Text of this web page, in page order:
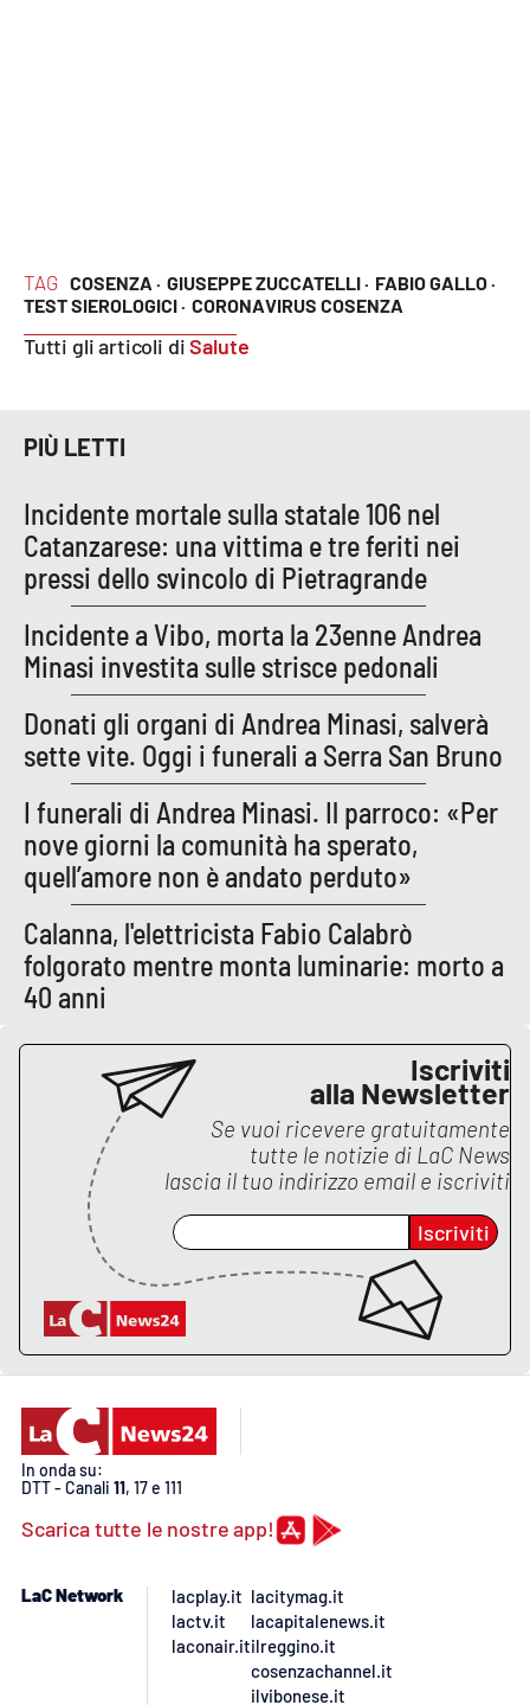
Lacitymag.it
Lacapitalenews.it
Ilvibonese.it
Catanzarochannel.it
APP
Android
Apple
TAG COSENZA · GIUSEPPE ZUCCATELLI · FABIO GALLO ·
TEST SIEROLOGICI · CORONAVIRUS COSENZA
Tutti gli articoli diSalute
PIÙ LETTI
Incidente mortale sulla statale 106 nel
Catanzarese: una vittima e tre feriti nei
pressi dello svincolo di Pietragrande
Incidente a Vibo, morta la 23enne Andrea
Minasi investita sulle strisce pedonali
Donati gli organi di Andrea Minasi, salverà
sette vite. Oggi i funerali a Serra San Bruno
I funerali di Andrea Minasi. Il parroco: «Per
nove giorni la comunità ha sperato,
quell’amore non è andato perduto»
Calanna, l'elettricista Fabio Calabrò
folgorato mentre monta luminarie: morto a
40 anni
Iscriviti
alla Newsletter
Se vuoi ricevere gratuitamente
tutte le notizie di LaC News
lascia il tuo indirizzo email e iscriviti
Iscriviti
In onda su:
DTT - Canali 11, 17 e 111
Scarica tutte le nostre app!
LaC Network
lacplay.it
lactv.it
laconair.it
lacitymag.it
lacapitalenews.it
ilreggino.it
cosenzachannel.it
ilvibonese.it